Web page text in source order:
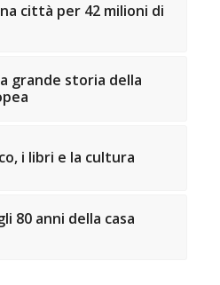
città per 42 milioni di
grande storia della
i libri e la cultura
80 anni della casa